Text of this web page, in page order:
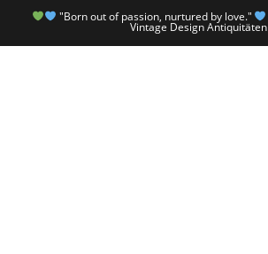
"Born out of passion, nurtured by love."
Vintage Design Antiquitäten